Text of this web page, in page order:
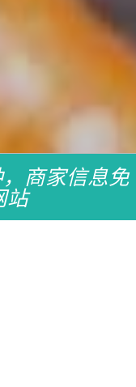
商家信息免
站